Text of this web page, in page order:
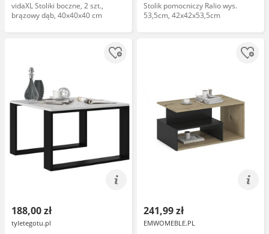
vidaXL Stoliki boczne, 2 szt.,
brązowy dąb, 40x40x40 cm
Stolik pomocniczy Ralio wys.
53,5cm, 42x42x53,5cm
188,00 zł
tyletegotu.pl
241,99 zł
EMWOMEBLE.PL